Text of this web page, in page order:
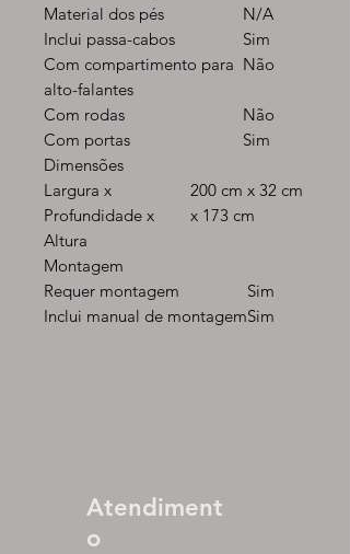
Material dos pés
N/A
Inclui passa-cabos
Sim
Com compartimento para
alto-falantes
Não
Com rodas
Não
Com portas
Sim
Dimensões
Largura x
Profundidade x
Altura
200 cm x 32 cm
x 173 cm
Montagem
Requer montagem
Sim
Inclui manual de montagemSim
Atendiment
o